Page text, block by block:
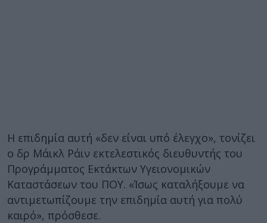
Η επιδημία αυτή «δεν είναι υπό έλεγχο», τονίζει
ο δρ Μάικλ Ράιν εκτελεστικός διευθυντής του
Προγράμματος Εκτάκτων Υγειονομικών
Καταστάσεων του ΠΟΥ. «Ίσως καταλήξουμε να
αντιμετωπίζουμε την επιδημία αυτή για πολύ
καιρό», πρόσθεσε.